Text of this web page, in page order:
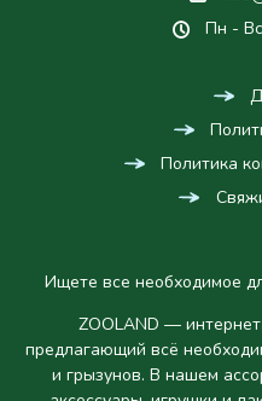
Пн -
Политика
Ищете все необходимое
ZOOLAND —
предлагающий всё
и грызунов. В нашем